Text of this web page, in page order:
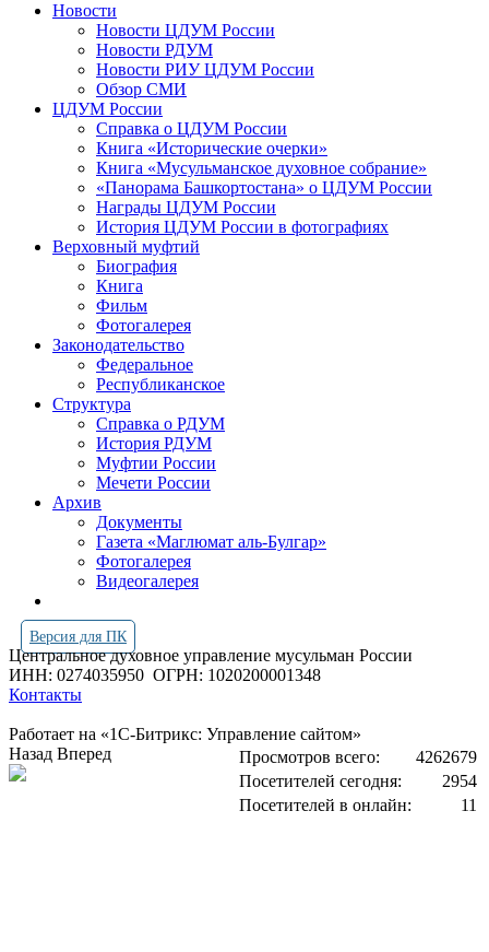
Новости
Новости ЦДУМ России
Новости РДУМ
Новости РИУ ЦДУМ России
Обзор СМИ
ЦДУМ России
Справка о ЦДУМ России
Книга «Исторические очерки»
Книга «Мусульманское духовное собрание»
«Панорама Башкортостана» о ЦДУМ России
Награды ЦДУМ России
История ЦДУМ России в фотографиях
Верховный муфтий
Биография
Книга
Фильм
Фотогалерея
Законодательство
Федеральное
Республиканское
Структура
Справка о РДУМ
История РДУМ
Муфтии России
Мечети России
Архив
Документы
Газета «Маглюмат аль-Булгар»
Фотогалерея
Видеогалерея
Версия для ПК
Центральное духовное управление мусульман России
ИНН: 0274035950 ОГРН: 1020200001348
Контакты
Работает на «1С-Битрикс: Управление сайтом»
Просмотров всего:
4262679
Посетителей сегодня:
2954
Посетителей в онлайн:
11
Назад Вперед